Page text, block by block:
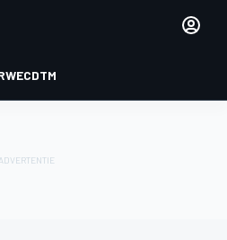
WECDTM